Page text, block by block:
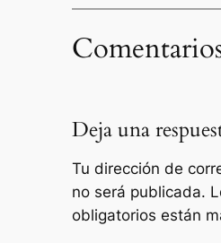
Deja una
Tu dirección de
no será publicada.
obligatorios están